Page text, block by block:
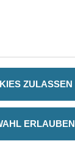
ZULASSEN
ERLAUBEN